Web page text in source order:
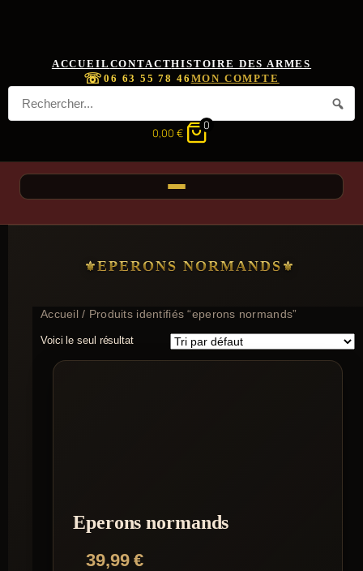
ACCUEIL CONTACTHISTOIRE DES ARMES
☏06 63 55 78 46 MON COMPTE
0,00 €
0
EPERONS NORMANDS
Accueil/ Produits identifiés “eperons normands”
Voici le seul résultat
Eperons normands
39,99€